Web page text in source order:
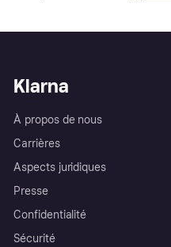
Klarna
À propos de nous
Carrières
Aspects juridiques
Presse
Confidentialité
Sécurité